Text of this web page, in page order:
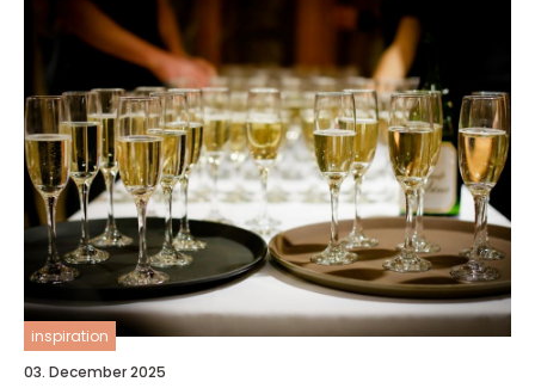
inspiration
03. December 2025